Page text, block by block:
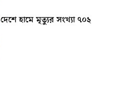
দেশে হামে মৃত্যুর সংখ্যা ৭০২